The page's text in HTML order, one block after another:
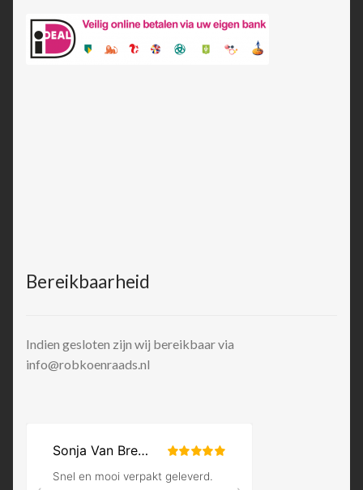
Bereikbaarheid
Indien gesloten zijn wij bereikbaar via
info@robkoenraads.nl